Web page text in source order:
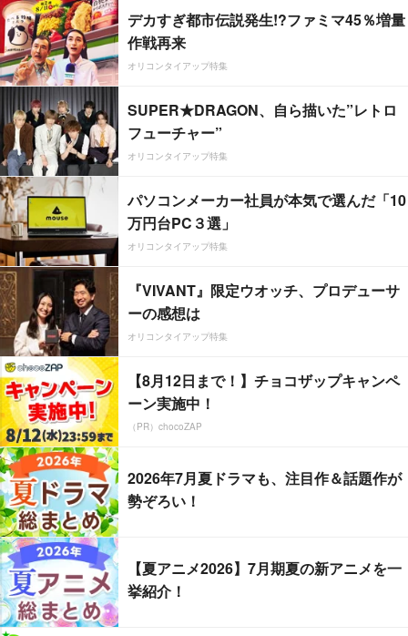
デカすぎ都市伝説発生!?ファミマ45％増量
作戦再来
オリコンタイアップ特集
SUPER★DRAGON、自ら描いた”レトロ
フューチャー”
オリコンタイアップ特集
パソコンメーカー社員が本気で選んだ「10
万円台PC３選」
オリコンタイアップ特集
『VIVANT』限定ウオッチ、プロデューサ
ーの感想は
オリコンタイアップ特集
【8月12日まで！】チョコザップキャンペ
ーン実施中！
（PR）chocoZAP
2026年7月夏ドラマも、注目作＆話題作が
勢ぞろい！
【夏アニメ2026】7月期夏の新アニメを一
挙紹介！